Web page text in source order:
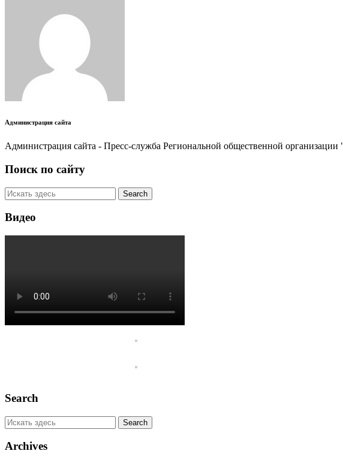
Администрация сайта
Администрация сайта - Пресс-служба Региональной общественной
Поиск по сайту
Видео
Search
Archives